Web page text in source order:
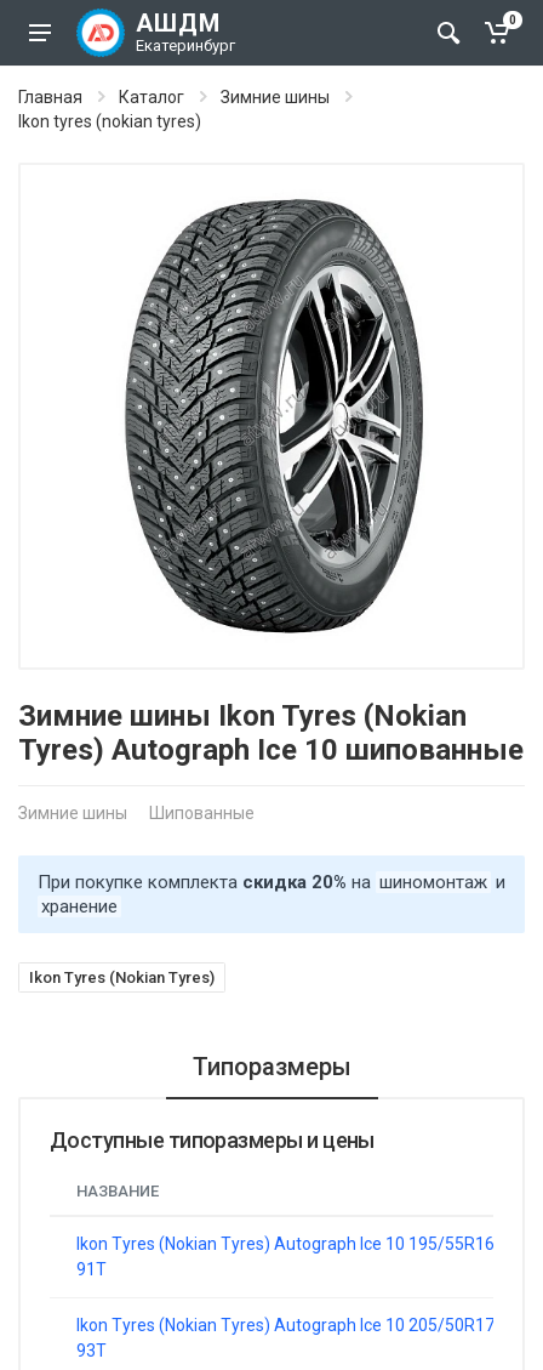
АШДМ
Екатеринбург
0
Главная Каталог
Зимние шины
Ikon tyres (nokian tyres)
Зимние шины Ikon Tyres (Nokian
Tyres) Autograph Ice 10 шипованные
Зимние шины Шипованные
При покупке комплекта скидка 20% на шиномонтаж и
хранение
Ikon Tyres (Nokian Tyres)
Типоразмеры
Доступные типоразмеры и цены
НАЗВАНИЕ
Ikon Tyres (Nokian Tyres) Autograph Ice 10 195/55R16
91T
Ikon Tyres (Nokian Tyres) Autograph Ice 10 205/50R17
93T